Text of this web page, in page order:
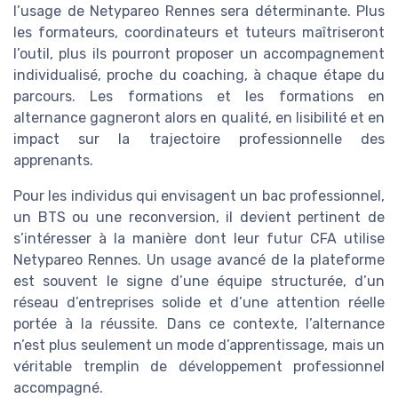
l’usage de Netypareo Rennes sera déterminante. Plus
les formateurs, coordinateurs et tuteurs maîtriseront
l’outil, plus ils pourront proposer un accompagnement
individualisé, proche du coaching, à chaque étape du
parcours. Les formations et les formations en
alternance gagneront alors en qualité, en lisibilité et en
impact sur la trajectoire professionnelle des
apprenants.
Pour les individus qui envisagent un bac professionnel,
un BTS ou une reconversion, il devient pertinent de
s’intéresser à la manière dont leur futur CFA utilise
Netypareo Rennes. Un usage avancé de la plateforme
est souvent le signe d’une équipe structurée, d’un
réseau d’entreprises solide et d’une attention réelle
portée à la réussite. Dans ce contexte, l’alternance
n’est plus seulement un mode d’apprentissage, mais un
véritable tremplin de développement professionnel
accompagné.